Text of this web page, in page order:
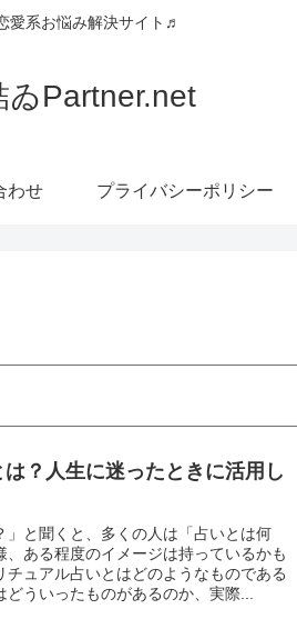
愛系お悩み解決サイト♬
ゐPartner.net
わせ プライバシーポリシー
？人生に迷ったときに活用し
」と聞くと、多くの人は「占いとは何
ある程度のイメージは持っているかも
チュアル占いとはどのようなものである
ういったものがあるのか、実際...